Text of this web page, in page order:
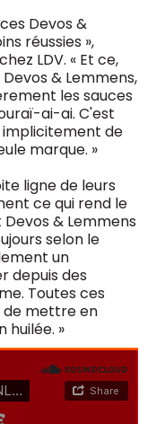
Devos &
réussies »,
LDV. « Et ce,
& Lemmens,
les sauces
ai-ai. C'est
implicitement de
marque. »
ligne de leurs
ce qui rend le
& Lemmens
selon le
un
depuis des
Toutes ces
de mettre en
huilée. »